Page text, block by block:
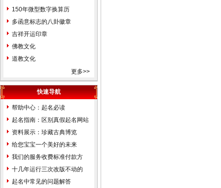
大全北京市东城区西城区崇文
区宣武区朝阳区海淀区丰台区
房山区通州区顺义区昌平区大
兴区怀柔区平谷区密云县延庆
县门头沟区石景山区天津市和
平区河东区河西区南开区河北
区红桥区塘沽区汉沽区大港区
东丽区西青区北辰区津南区武
清区宝坻区静海县蓟县滨海新
区河北省石家庄市张家口市承
德市保定市沧州市唐山市邢台
市邯郸市衡水市秦皇岛市廊坊
市辛集市藁城市晋州市新乐市
鹿泉市遵化市迁安市武安市南
宫市沙河市涿州市定州市安国
150年微型数字换算历
多函意标志的八卦徽章
吉祥开运印章
佛教文化
道教文化
更多>>
快速导航
帮助中心：起名必读
起名指南：区别真假起名网站
资料展示：珍藏古典博览
给您宝宝一个美好的未来
我们的服务收费标准付款方
式...
十几年运行三次改版不动的
价...
起名中常见的问题解答